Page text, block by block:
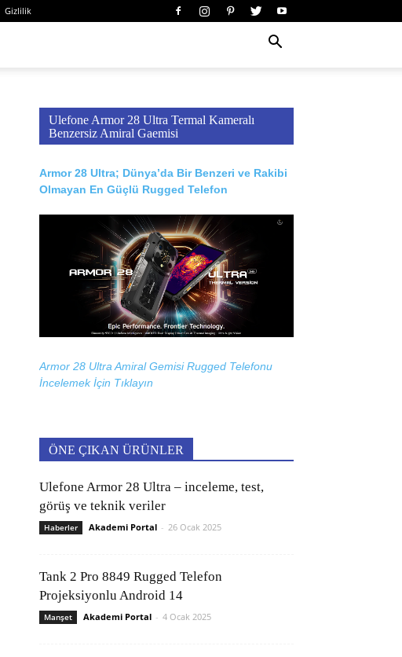
Gizlilik
Ulefone Armor 28 Ultra Termal Kameralı
Benzersiz Amiral Gaemisi
Armor 28 Ultra; Dünya’da Bir Benzeri ve Rakibi
Olmayan En Güçlü Rugged Telefon
Armor 28 Ultra Amiral Gemisi Rugged Telefonu
İncelemek İçin Tıklayın
ÖNE ÇIKAN ÜRÜNLER
Ulefone Armor 28 Ultra – inceleme, test,
görüş ve teknik veriler
Haberler Akademi Portal - 26 Ocak 2025
Tank 2 Pro 8849 Rugged Telefon
Projeksiyonlu Android 14
Manşet Akademi Portal - 4 Ocak 2025